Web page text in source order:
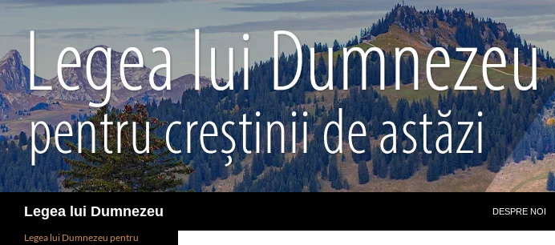
conținut
Legea lui Dumnezeu DESPRE NOI
Legea lui Dumnezeu pentru